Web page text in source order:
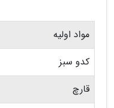
مواد اولیه
کدو سبز
قارچ